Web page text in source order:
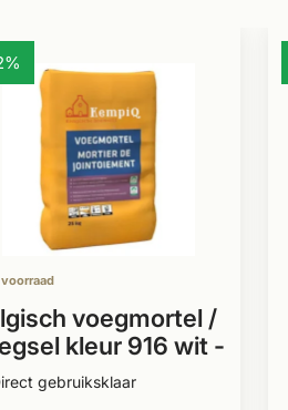
voorraad
voegmortel /
kleur 916 wit -
per zak
gebruiksklaar